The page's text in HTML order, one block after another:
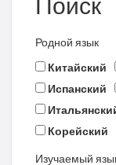
Поиск
Родной язык
Китайский
Испанский
Корейский
Изучаемый